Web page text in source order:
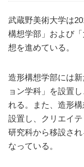
武蔵野美術大学は
構想学部」および
想を進めている。
造形構想学部には
ョン学科」を設置
れる。また、造形
設置し、クリエイ
研究科から移設さ
なっている。